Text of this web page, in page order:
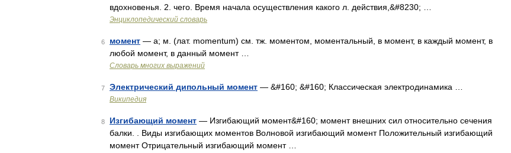
вдохновенья. 2. чего. Время начала осуществления какого л. действия,&#8230; …
Энциклопедический словарь
6 момент — а; м. (лат. momentum) см. тж. моментом, моментальный, в момент, в каждый момент, в
любой момент, в данный момент …
Словарь многих выражений
7 Электрический дипольный момент — &#160; &#160; Классическая электродинамика …
Википедия
8 Изгибающий момент — Изгибающий момент&#160; момент внешних сил относительно сечения
балки. . Виды изгибающих моментов Волновой изгибающий момент Положительный изгибающий
момент Отрицательный изгибающий момент …